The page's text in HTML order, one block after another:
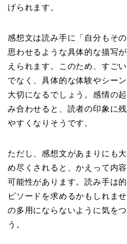
げられます。
感想文は読み手に「自分もそ
思わせるような具体的な描写
えられます。このため、すご
でなく、具体的な体験やシー
大切になるでしょう。感情の
み合わせると、読者の印象に
やすくなりそうです。
ただし、感想文があまりにも
め尽くされると、かえって内
可能性があります。読み手は
ピソードを求めるかもしれま
の多用にならないように気を
う。